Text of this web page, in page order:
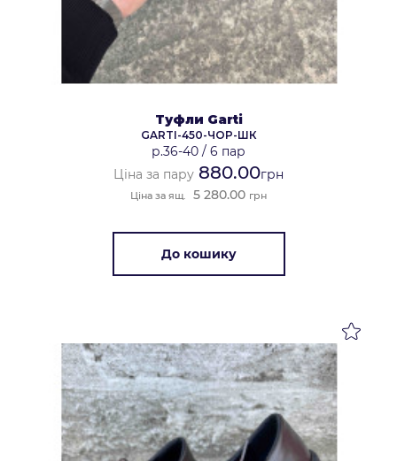
Туфли Garti
GARTI-450-ЧОР-ШК
р.36-40 / 6 пар
Ціна за пару 880.00грн
Ціна за ящ. 5 280.00 грн
До кошику